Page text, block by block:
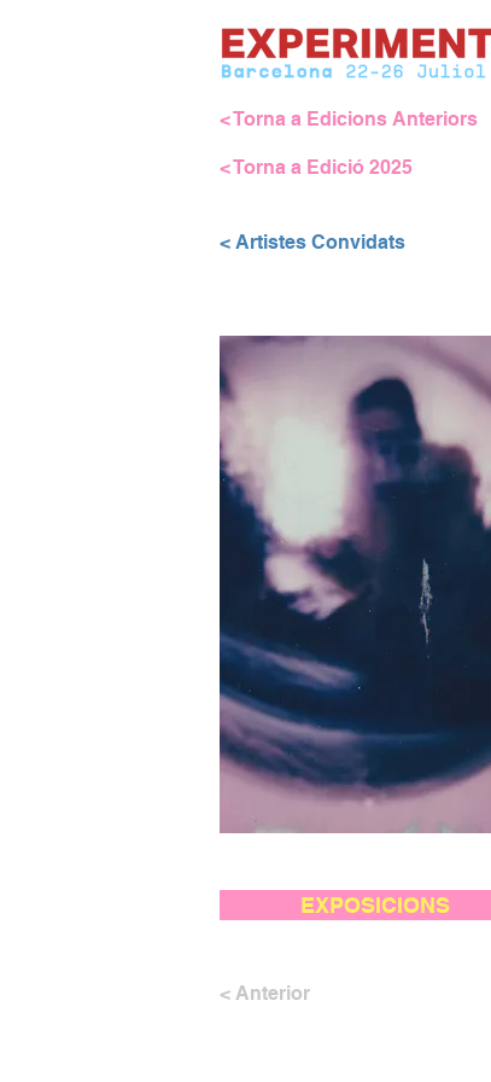
< Torna a Edicions Anteriors
< Torna a Edició 2025
< Artistes Convidats
EXPOSICIONS
< Anterior